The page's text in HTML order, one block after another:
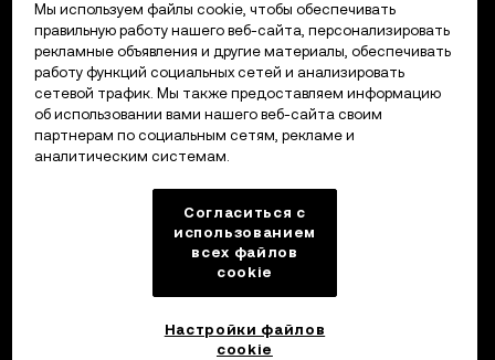
Мы используем файлы cookie, чтобы обеспечивать
правильную работу нашего веб-сайта, персонализировать
рекламные объявления и другие материалы, обеспечивать
работу функций социальных сетей и анализировать
сетевой трафик. Мы также предоставляем информацию
об использовании вами нашего веб-сайта своим
партнерам по социальным сетям, рекламе и
аналитическим системам.
Согласиться с
использованием
всех файлов
cookie
Настройки файлов
cookie